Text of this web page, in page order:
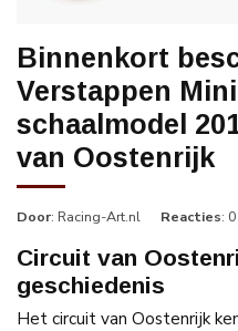
Binnenkort
Verstappen
schaalmodel
van Oostenrijk
Door: Racing-Art.nl Reacties: 0
Circuit van
geschiedenis
Het circuit van Oostenrijk